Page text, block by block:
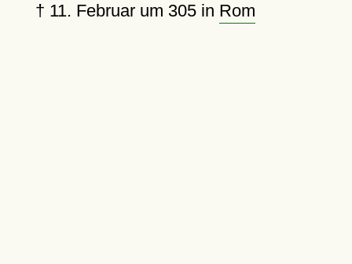
† 11. Februar um 305in Rom